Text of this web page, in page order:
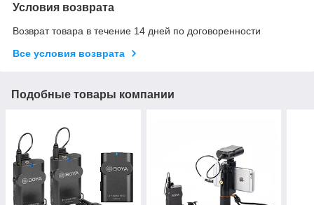
Условия возврата
Возврат товара в течение 14 дней по договоренности
Все условия возврата
Подобные товары компании